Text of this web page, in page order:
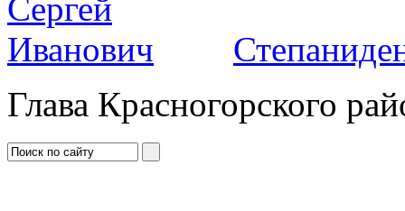
Глава Красногорского